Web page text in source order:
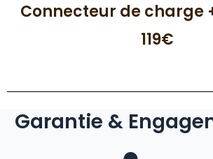
Connecteur de charge
119€
Garantie &